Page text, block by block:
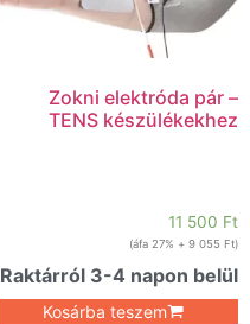
Zokni elektróda pár –
TENS készülékekhez
11 500 Ft
(
9 055 Ft
+ 27% áfa)
Raktárról 3-4 napon belül
Kosárba teszem